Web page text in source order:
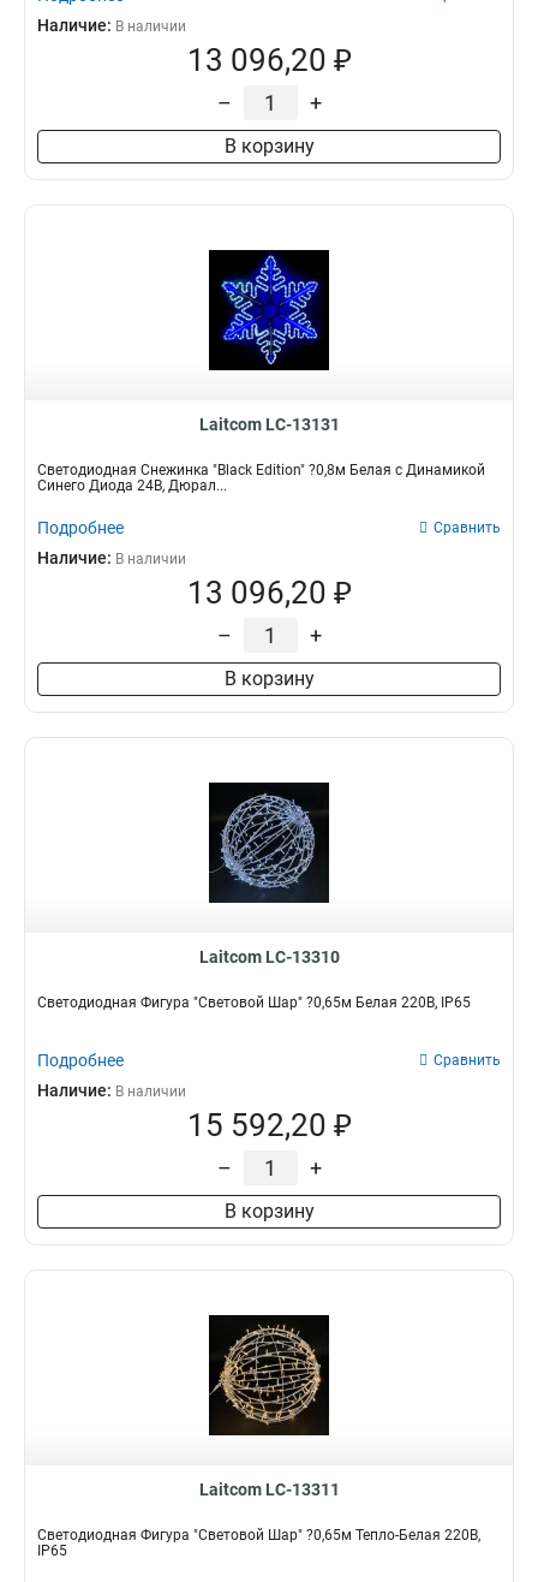
Наличие: В наличии
13 096,20 ₽
– +
В корзину
Laitcom LC-13131
Светодиодная Снежинка "Black Edition" ?0,8м Белая с Динамикой
Синего Диода 24В, Дюрал...
Подробнее Сравнить
Наличие: В наличии
13 096,20 ₽
– +
В корзину
Laitcom LC-13310
Светодиодная Фигура "Световой Шар" ?0,65м Белая 220В, IP65
Подробнее Сравнить
Наличие: В наличии
15 592,20 ₽
– +
В корзину
Laitcom LC-13311
Светодиодная Фигура "Световой Шар" ?0,65м Тепло-Белая 220В,
IP65